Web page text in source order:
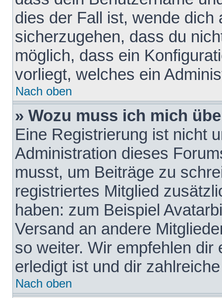
dies der Fall ist, wende dich
sicherzugehen, dass du
möglich, dass ein
vorliegt, welches ein
Nach oben
» Wozu muss ich mich
Eine Registrierung ist nicht
Administration dieses
musst, um Beiträge zu
registriertes Mitglied
haben: zum Beispiel
Versand an andere
so weiter. Wir empfehlen
erledigt ist und dir
Nach oben